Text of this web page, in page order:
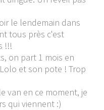
le lendemain dans
tous près c'est
!!!
on part 1 mois en
et son pote ! Trop
van en ce moment, je
qui viennent :)